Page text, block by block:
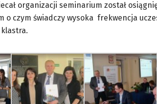
organizacji seminarium został
o czym świadczy wysoka frekwencja